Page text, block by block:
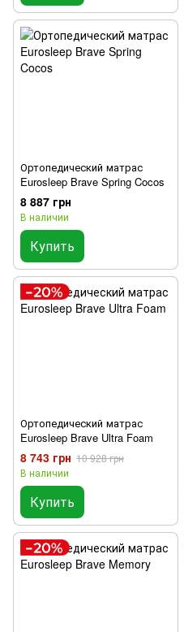
Ортопедический матрас
Eurosleep Brave Spring Cocos
8 887 грн
В наличии
Купить
Ортопедический матрас
Eurosleep Brave Ultra Foam
8 743 грн 10 928 грн
В наличии
Купить